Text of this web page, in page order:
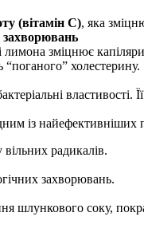
(вітамін С), яка
захворювань
лимона зміцнює
холестерину.
властивості.
із
радикалів.
захворювань.
шлункового соку,